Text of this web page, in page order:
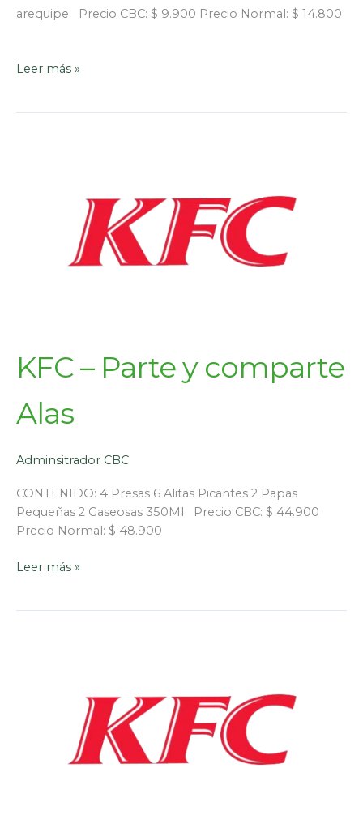
arequipe Precio CBC: $ 9.900 Precio Normal: $ 14.800
Leer más »
KFC – Parte y comparte
Alas
Adminsitrador CBC
CONTENIDO: 4 Presas 6 Alitas Picantes 2 Papas
Pequeñas 2 Gaseosas 350Ml Precio CBC: $ 44.900
Precio Normal: $ 48.900
Leer más »